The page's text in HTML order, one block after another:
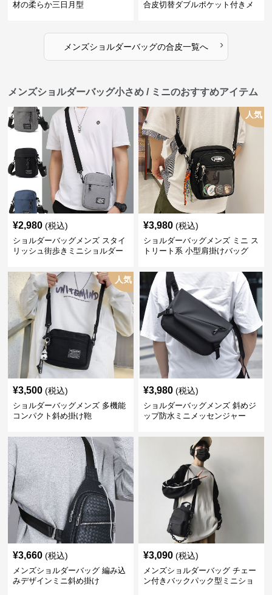
材の柔らか三日月型
合皮切替ダブルポケット付きメ
メンズショルダーバッグの合皮一覧へ ›
メンズショルダーバッグ小さめ / ミニのおすすめアイテム
¥2,980 (税込)
ショルダーバッグメンズ スタイ
リッシュ街歩きミニショルダー
人気
¥3,980 (税込)
ショルダーバッグメンズ ミニ ス
トリート系 小型肩掛けバッグ
人気
¥3,500 (税込)
ショルダーバッグメンズ 多機能
コンパクト斜め掛け鞄
¥3,980 (税込)
ショルダーバッグメンズ 斜めジ
ップ防水ミニメッセンジャー
¥3,660 (税込)
メンズショルダーバッグ 編み込
みデザインミニ斜め掛け
¥3,090 (税込)
メンズショルダーバッグ チェー
ン付きバックパック型ミニショ